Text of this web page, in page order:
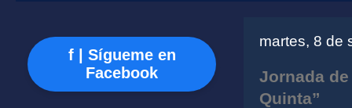
martes, 8 de
Jornada
Quinta”
f | Sígueme en
Facebook